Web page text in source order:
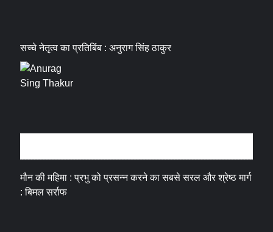
सच्चे नेतृत्व का प्रतिबिंब : अनुराग सिंह ठाकुर
मौन की महिमा : प्रभु को प्रसन्न करने का सबसे सरल और श्रेष्ठ मार्ग
: बिमल सर्राफ